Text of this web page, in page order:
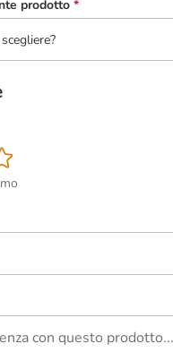
prodotto *